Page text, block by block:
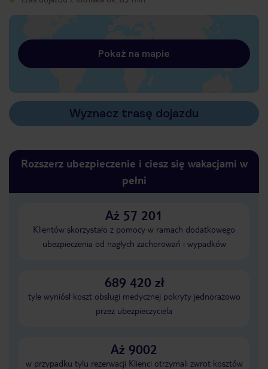
Pokaż na mapie
Wyznacz trasę dojazdu
Rozszerz ubezpieczenie i ciesz się wakacjami w
pełni
Aż 57 201
Klientów skorzystało z pomocy w ramach dodatkowego
ubezpieczenia od nagłych zachorowań i wypadków
689 420 zł
tyle wyniósł koszt obsługi medycznej pokryty jednorazowo
przez ubezpieczyciela
Aż 9002
w przypadku tylu rezerwacji Klienci otrzymali zwrot kosztów